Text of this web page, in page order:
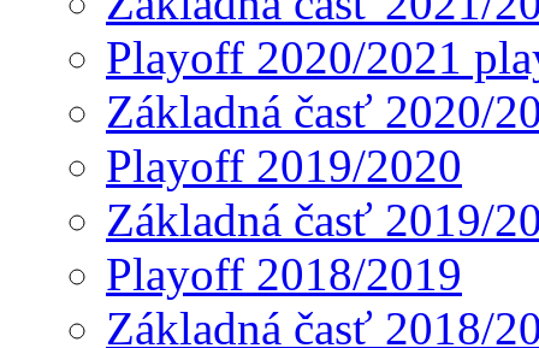
Playoff 2020/2021
Základná časť 2020/
Playoff 2019/2020
Základná časť 2019/
Playoff 2018/2019
Základná časť 2018/